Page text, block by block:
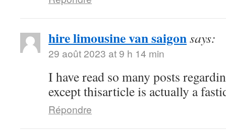
hire limousine van saigonsays:
29 août 2023 at 9 h 14 min
I have read so many posts
except thisarticle is actually a
Répondre